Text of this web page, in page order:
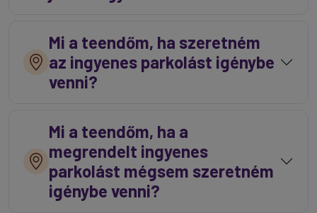
Mi a teendőm, ha szeretném
az ingyenes parkolást igénybe
venni?
Mi a teendőm, ha a
megrendelt ingyenes
parkolást mégsem szeretném
igénybe venni?